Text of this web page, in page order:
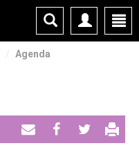
Agenda
Envoyer PartagerTweeter